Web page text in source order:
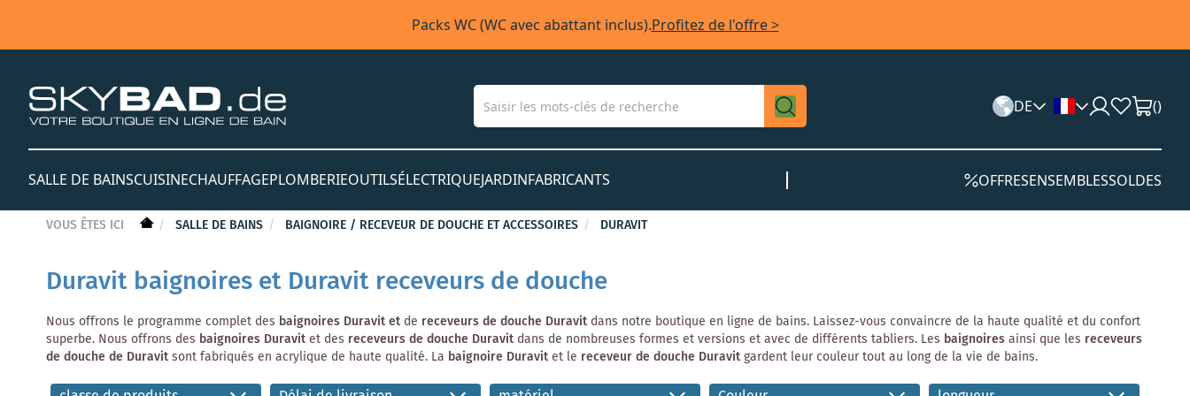
Packs WC (WC avec abattant inclus).Profitez de l'offre >
DE ()
SALLE DE BAINSCUISINECHAUFFAGEPLOMBERIEOUTILSÉLECTRIQUEJARDINFABRICANTS OFFRESENSEMBLESSOLDES
VOUS ÊTES ICI SALLE DE BAINS BAIGNOIRE / RECEVEUR DE DOUCHE ET ACCESSOIRES DURAVIT
Duravit baignoires et Duravit receveurs de douche
Nous offrons le programme complet des baignoires Duravit et de receveurs de douche Duravit dans notre boutique en ligne de bains. Laissez-vous convaincre de la haute qualité et du confort
superbe. Nous offrons des baignoires Duravitet des receveurs de douche Duravit dans de nombreuses formes et versions et avec de différents tabliers. Les baignoiresainsi que les receveurs
de douche de Duravitsont fabriqués en acrylique de haute qualité. La baignoire Duravitet le receveur de douche Duravitgardent leur couleur tout au long de la vie de bains.